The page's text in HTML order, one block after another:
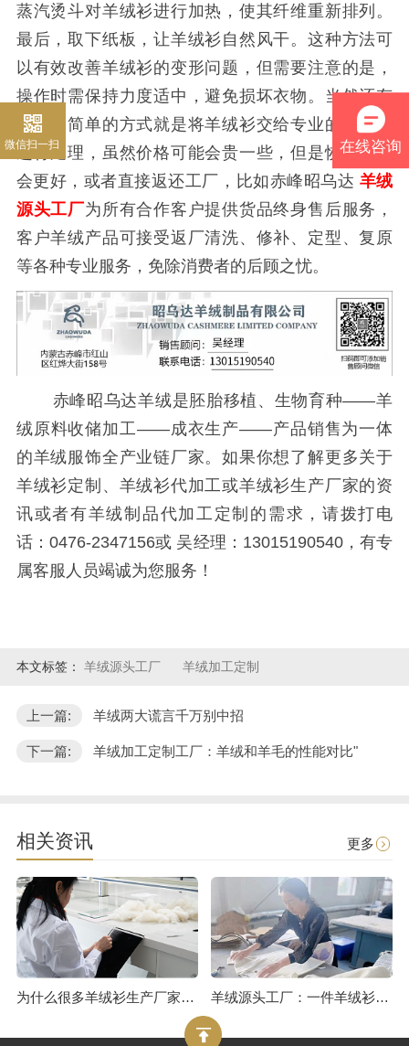
蒸汽烫斗对羊绒衫进行加热，使其纤维重新排列。
最后，取下纸板，让羊绒衫自然风干。这种方法可
以有效改善羊绒衫的变形问题，但需要注意的是，
操作时需保持力度适中，避免损坏衣物。当然还有
一种更简单的方式就是将羊绒衫交给专业的干洗店
进行处理，虽然价格可能会贵一些，但是恢复效果
会更好，或者直接返还工厂，比如赤峰昭乌达 羊绒
源头工厂为所有合作客户提供货品终身售后服务，
客户羊绒产品可接受返厂清洗、修补、定型、复原
等各种专业服务，免除消费者的后顾之忧。
赤峰昭乌达羊绒是胚胎移植、生物育种——羊
绒原料收储加工——成衣生产——产品销售为一体
的羊绒服饰全产业链厂家。如果你想了解更多关于
羊绒衫定制、羊绒衫代加工或羊绒衫生产厂家的资
讯或者有羊绒制品代加工定制的需求，请拨打电
话：0476-2347156或 吴经理：13015190540，有专
属客服人员竭诚为您服务！
本文标签： 羊绒源头工厂 羊绒加工定制
上一篇: 羊绒两大谎言千万别中招
下一篇: 羊绒加工定制工厂：羊绒和羊毛的性能对比"
相关资讯 更多
为什么很多羊绒衫生产厂家报价很低？或许是用了皮褪绒 羊绒源头工厂：一件羊绒衫的制作流程（三）
微信扫一扫 在线咨询